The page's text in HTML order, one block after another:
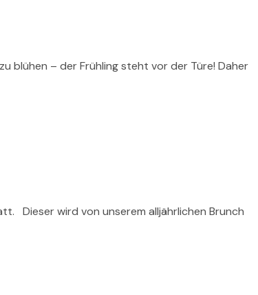
blühen – der Frühling steht vor der Türe! Daher
Dieser wird von unserem alljährlichen Brunch